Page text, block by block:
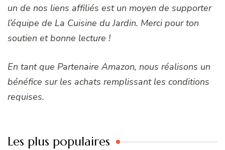
un de nos liens affiliés est un moyen de supporter
l’équipe de La Cuisine du Jardin. Merci pour ton
soutien et bonne lecture !
En tant que Partenaire Amazon, nous réalisons un
bénéfice sur les achats remplissant les conditions
requises.
Les plus populaires